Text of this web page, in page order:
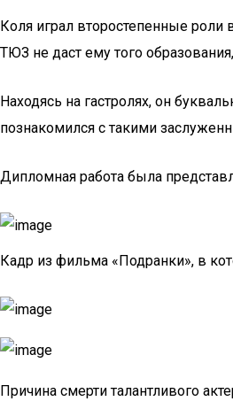
Коля играл второстепенные
ТЮЗ не даст ему того
Находясь на гастролях, он
познакомился с такими
Дипломная работа была
Кадр из фильма «Подранки», в
Причина смерти талантливого